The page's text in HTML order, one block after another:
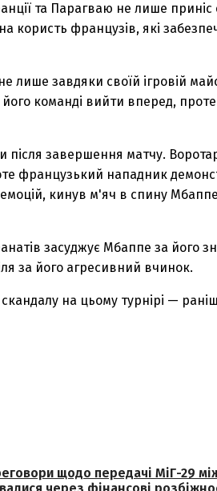
та Парагваю не лише
користь французів, які
лише завдяки своїй ігровій
команді вийти вперед,
після завершення матчу.
французький нападник
кинув м'яч в спину
засуджує Мбаппе за його
за його агресивний вчинок.
на цьому турнірі —
щодо передачі МіГ-29